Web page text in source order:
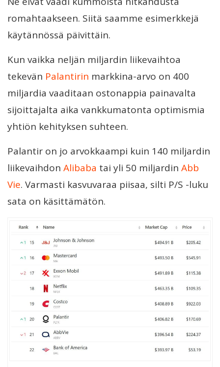
romahtaakseen. Siitä saamme esimerkkejä
käytännössä päivittäin.
Kun vaikka neljän miljardin liikevaihtoa
tekevän Palantirin markkina-arvo on 400
miljardia vaaditaan ostonappia painavalta
sijoittajalta aika vankkumatonta optimismia
yhtiön kehityksen suhteen.
Palantir on jo arvokkaampi kuin 140 miljardin
liikevaihdon Alibaba tai yli 50 miljardin Abb
Vie. Varmasti kasvuvaraa piisaa, silti P/S -luku
sata on käsittämätön.